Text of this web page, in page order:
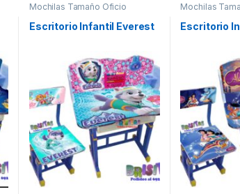
Mochilas Tamaño Oficio
Escritorio Infantil Everest
Mochilas
Escritorio